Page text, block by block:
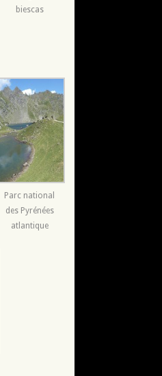
biescas
Parc national
des Pyrénées
atlantique